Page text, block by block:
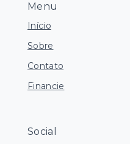
Menu
Início
Sobre
Contato
Financie
Social